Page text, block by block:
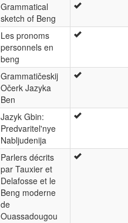
Grammatical
sketch of Beng
Les pronoms
personnels en
beng
Grammatičeskij
Očerk Jazyka
Ben
Jazyk Gbin:
Predvaritel'nye
Nabljudenija
Parlers décrits
par Tauxier et
Delafosse et le
Beng moderne
de
Ouassadougou